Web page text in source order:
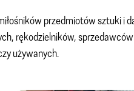
przedmiotów sztuki i
rękodzielników,
używanych.